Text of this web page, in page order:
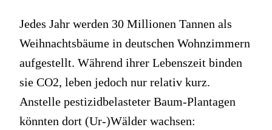
Jedes Jahr werden 30 Millionen Tannen als
Weihnachtsbäume in deutschen Wohnzimmern
aufgestellt. Während ihrer Lebenszeit binden
sie CO2, leben jedoch nur relativ kurz.
Anstelle pestizidbelasteter Baum-Plantagen
könnten dort (Ur-)Wälder wachsen: